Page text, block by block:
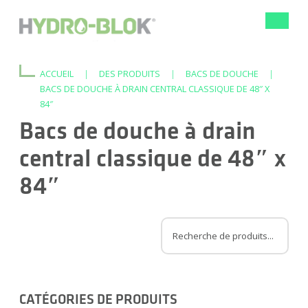
ACCUEIL | DES PRODUITS | BACS DE DOUCHE
|
BACS DE DOUCHE À DRAIN CENTRAL CLASSIQUE DE 48″ X
84″
Bacs de douche à drain
central classique de 48″ x
84″
CATÉGORIES DE PRODUITS